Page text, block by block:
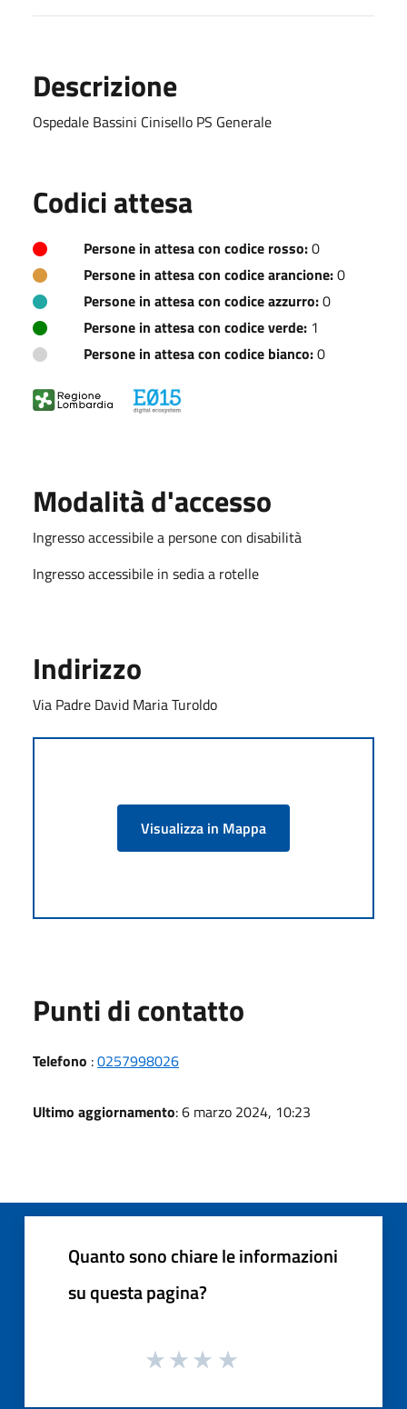
Descrizione
Ospedale Bassini Cinisello PS Generale
Codici attesa
Persone in attesa con codice rosso:0
Persone in attesa con codice arancione:0
Persone in attesa con codice azzurro:0
Persone in attesa con codice verde: 1
Persone in attesa con codice bianco:0
Modalità d'accesso
Ingresso accessibile a persone con disabilità
Ingresso accessibile in sedia a rotelle
Indirizzo
Via Padre David Maria Turoldo
Visualizza in Mappa
Punti di contatto
Telefono :0257998026
Ultimo aggiornamento: 6 marzo 2024, 10:23
Quanto sono chiare le informazioni
su questa pagina?